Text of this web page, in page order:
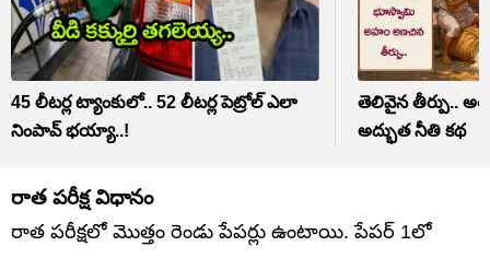
45 లీటర్ల ట్యాంకులో.. 52 లీటర్ల పెట్రోల్ ఎలా
నింపావ్ భయ్యా..!
తెలివైన తీర్పు..
అద్భుత నీతి కథ
రాత పరీక్ష విధానం
రాత పరీక్షలో మొత్తం రెండు పేపర్లు ఉంటాయి. పేపర్ 1లో